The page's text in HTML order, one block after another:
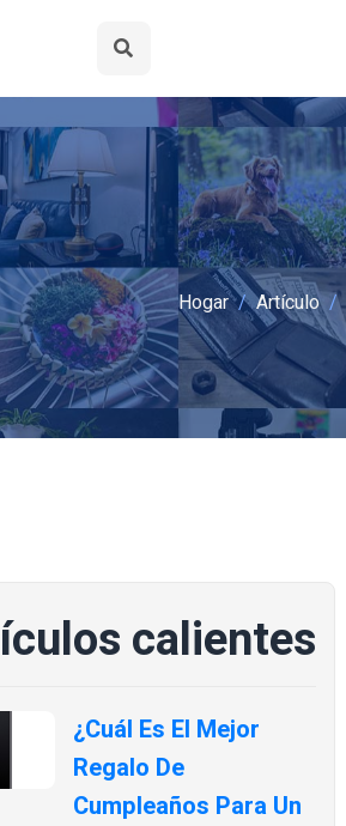
Hogar Artículo
calientes
¿Cuál Es El Mejor
Regalo De
Cumpleaños Para Un